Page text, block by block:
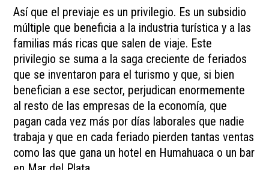
Así que el previaje es un privilegio. Es un subsidio
múltiple que beneficia a la industria turística y a las
familias más ricas que salen de viaje. Este
privilegio se suma a la saga creciente de feriados
que se inventaron para el turismo y que, si bien
benefician a ese sector, perjudican enormemente
al resto de las empresas de la economía, que
pagan cada vez más por días laborales que nadie
trabaja y que en cada feriado pierden tantas ventas
como las que gana un hotel en Humahuaca o un bar